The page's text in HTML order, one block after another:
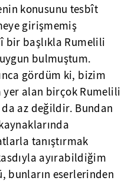
konusunu tesbît
girişmemiş
bir başlıkla Rumelili
bulmuştum.
gördüm ki, bizim
yer alan birçok Rumelili
az değildir. Bundan
tanıştırmak
ayırabildiğim
bunların eserlerinden